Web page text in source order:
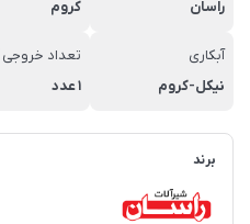
راسان
کروم
آبکاری
نیکل-کروم
تعداد
1 عدد
برند